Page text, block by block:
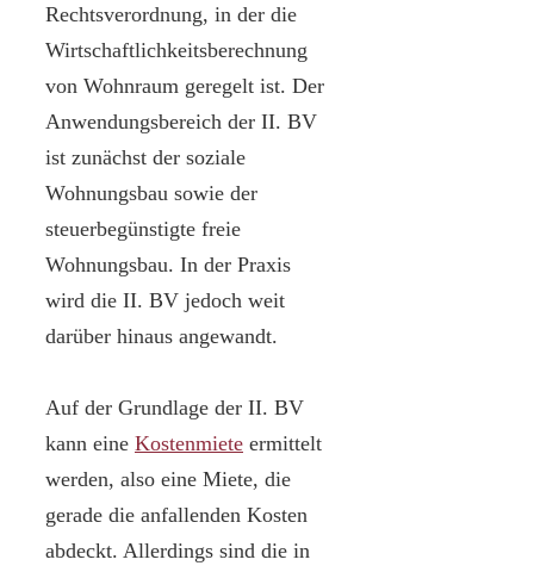
Rechtsverordnung, in der die
Wirtschaftlichkeitsberechnung
von Wohnraum geregelt ist. Der
Anwendungsbereich der II. BV
ist zunächst der soziale
Wohnungsbau sowie der
steuerbegünstigte freie
Wohnungsbau. In der Praxis
wird die II. BV jedoch weit
darüber hinaus angewandt.
Auf der Grundlage der II. BV
kann eine Kostenmiete ermittelt
werden, also eine Miete, die
gerade die anfallenden Kosten
abdeckt. Allerdings sind die in